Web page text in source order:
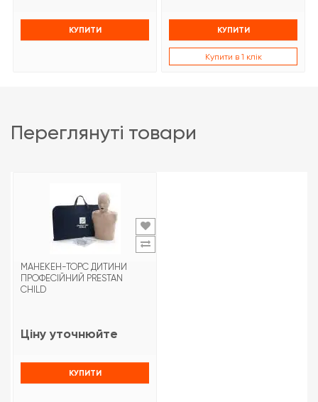
КУПИТИ КУПИТИ
Купити в 1 клік
переглянуті товари
МАНЕКЕН-ТОРС ДИТИНИ
ПРОФЕСІЙНИЙ PRESTAN
CHILD
Ціну уточнюйте
КУПИТИ